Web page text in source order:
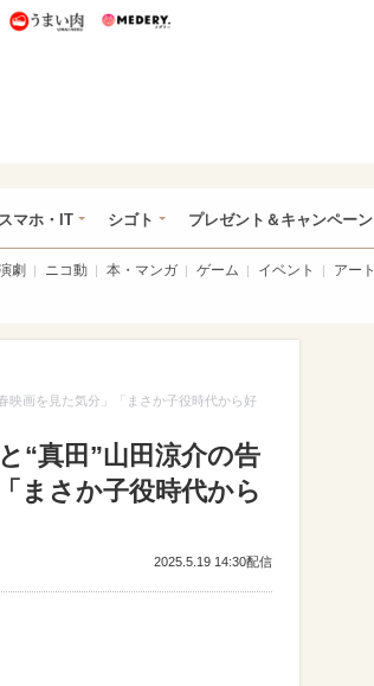
うまいパン うまい肉
スマホ・IT シゴト プレゼント＆キャンペーン
劇 ニコ動 本・マンガ ゲーム イベント アート
映画を見た気分」「まさか子役時代から好
“真田”山田涼介の告
まさか子役時代から
2025.5.19 14:30配信